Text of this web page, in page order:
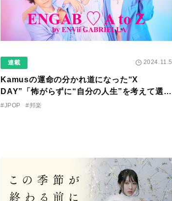
連載 2024.11.5
Kamusの運命の分かれ道になった“X
DAY”「怖がらずに“自分の人生”を考えて選択
してほしい」〜【ENGAB♡AtoZ】第24回〜
#JPOP #邦楽